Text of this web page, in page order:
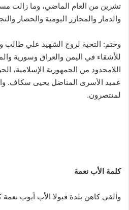
تشرين من العام الماضي، وما زالت
والدمار والمجازر اليومية والحصار
وختم: التحية لروح الشهيد علي طالب
للأشقاء في اليمن والعراق وسورية
اللامحدود من الجمهورية الإسلامية،
عميد الأسرى المناضل يحيى سكاف.
لمنتصرون.
كلمة الأب نعمة
وألقى كاهن بلدة قبولا الأب أيوب نعمة